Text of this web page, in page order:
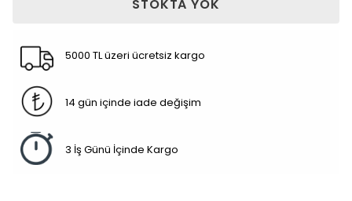
STOKTA YOK
5000 TL üzeri ücretsiz kargo
14 gün içinde iade değişim
3 İş Günü İçinde Kargo